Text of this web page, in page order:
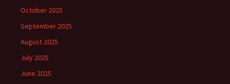
October 2025
September 2025
August 2025
July 2025
June 2025